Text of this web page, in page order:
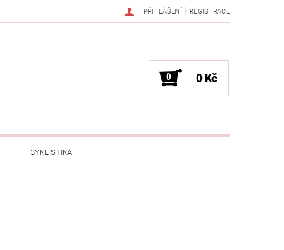
PŘIHLÁŠENÍ | REGISTRACE
0 0 Kč
CYKLISTIKA